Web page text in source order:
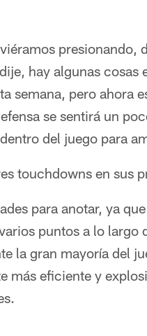
presionando,
hay algunas cosas
semana, pero ahora
se sentirá un
del juego para
touchdowns en sus
para anotar, ya
puntos a lo
la gran mayoría del
más eficiente y